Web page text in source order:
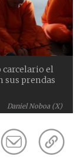
Daniel Noboa (X)
carcelario el
sus prendas